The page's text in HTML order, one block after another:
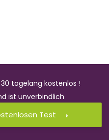
tagelang kostenlos !
ist unverbindlich
Test